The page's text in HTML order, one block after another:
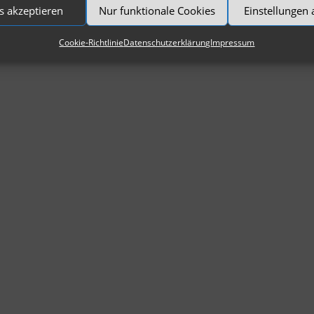
akzeptieren Nur funktionale Cookies Einstellungen
Cookie-RichtlinieDatenschutzerklärungImpressum